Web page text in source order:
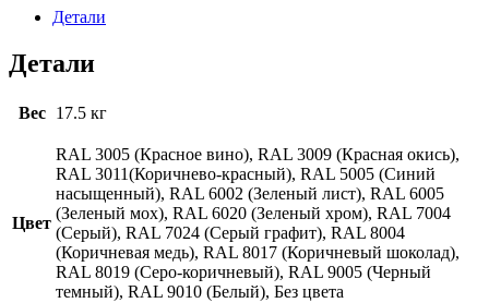
Детали
Детали
Вес 17.5 кг
Цвет
RAL 3005 (Красное вино), RAL 3009 (Красная окись),
RAL 3011(Коричнево-красный), RAL 5005 (Синий
насыщенный), RAL 6002 (Зеленый лист), RAL 6005
(Зеленый мох), RAL 6020 (Зеленый хром), RAL 7004
(Серый), RAL 7024 (Серый графит), RAL 8004
(Коричневая медь), RAL 8017 (Коричневый шоколад),
RAL 8019 (Серо-коричневый), RAL 9005 (Черный
темный), RAL 9010 (Белый), Без цвета